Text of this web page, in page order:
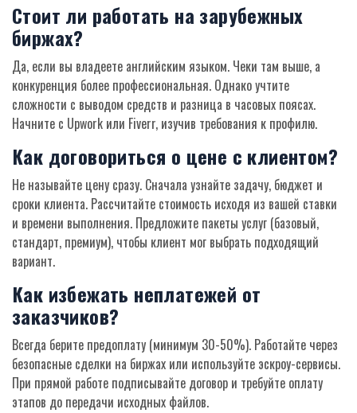
Стоит ли работать на зарубежных
биржах?
Да, если вы владеете английским языком. Чеки там выше, а
конкуренция более профессиональная. Однако учтите
сложности с выводом средств и разница в часовых поясах.
Начните с Upwork или Fiverr, изучив требования к профилю.
Как договориться о цене с клиентом?
Не называйте цену сразу. Сначала узнайте задачу, бюджет и
сроки клиента. Рассчитайте стоимость исходя из вашей ставки
и времени выполнения. Предложите пакеты услуг (базовый,
стандарт, премиум), чтобы клиент мог выбрать подходящий
вариант.
Как избежать неплатежей от
заказчиков?
Всегда берите предоплату (минимум 30-50%). Работайте через
безопасные сделки на биржах или используйте эскроу-сервисы.
При прямой работе подписывайте договор и требуйте оплату
этапов до передачи исходных файлов.